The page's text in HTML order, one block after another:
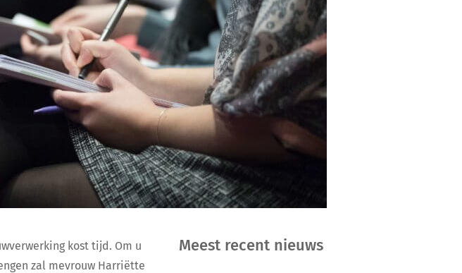
kost tijd. Om u
zal mevrouw Harriëtte
Meest recent nieuws